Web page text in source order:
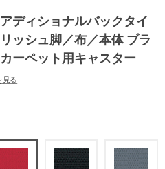
ディショナルバックタイ
ッシュ脚／布／本体 ブラ
ーペット用キャスター
見る